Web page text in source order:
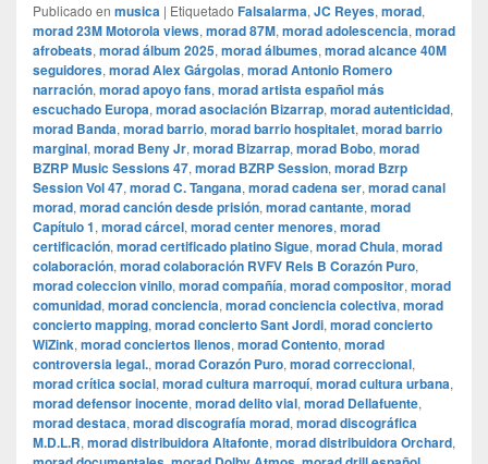
Publicado en musica | Etiquetado Falsalarma, JC Reyes, morad,
morad 23M Motorola views, morad 87M, morad adolescencia, morad
afrobeats, morad álbum 2025, morad álbumes, morad alcance 40M
seguidores, morad Alex Gárgolas, morad Antonio Romero
narración, morad apoyo fans, morad artista español más
escuchado Europa, morad asociación Bizarrap, morad autenticidad,
morad Banda, morad barrio, morad barrio hospitalet, morad barrio
marginal, morad Beny Jr, morad Bizarrap, morad Bobo, morad
BZRP Music Sessions 47, morad BZRP Session, morad Bzrp
Session Vol 47, morad C. Tangana, morad cadena ser, morad canal
morad, morad canción desde prisión, morad cantante, morad
Capítulo 1, morad cárcel, morad center menores, morad
certificación, morad certificado platino Sigue, morad Chula, morad
colaboración, morad colaboración RVFV Rels B Corazón Puro,
morad coleccion vinilo, morad compañía, morad compositor, morad
comunidad, morad conciencia, morad conciencia colectiva, morad
concierto mapping, morad concierto Sant Jordi, morad concierto
WiZink, morad conciertos llenos, morad Contento, morad
controversia legal., morad Corazón Puro, morad correccional,
morad crítica social, morad cultura marroquí, morad cultura urbana,
morad defensor inocente, morad delito vial, morad Dellafuente,
morad destaca, morad discografía morad, morad discográfica
M.D.L.R, morad distribuidora Altafonte, morad distribuidora Orchard,